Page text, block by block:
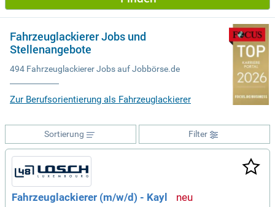
Fahrzeuglackierer Jobs und
Stellenangebote
494 Fahrzeuglackierer Jobs auf Jobbörse.de
Zur Berufsorientierung als Fahrzeuglackierer
Filter
Sortierung
Fahrzeuglackierer (m/w/d) - Kayl